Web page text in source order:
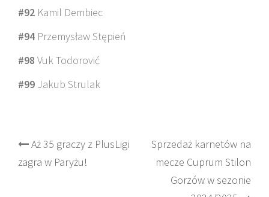
#92 Kamil Dembiec
#94 Przemysław Stępień
#98 Vuk Todorović
#99 Jakub Strulak
Post
navigation
Aż 35 graczy z PlusLigi
zagra w Paryżu!
Sprzedaż karnetów na
mecze Cuprum Stilon
Gorzów w sezonie